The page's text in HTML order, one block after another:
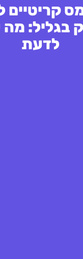
קריטיים
בגליל: מה
לדעת